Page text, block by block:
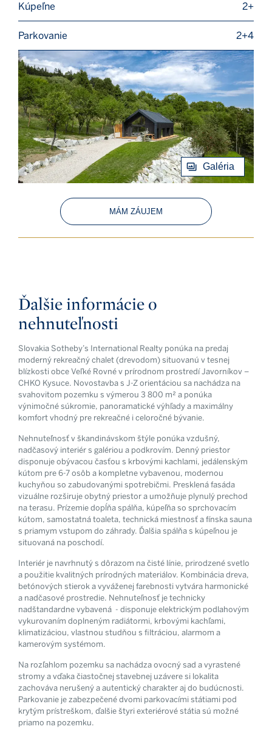
Galéria
Kúpeľne 2+
Parkovanie 2+4
MÁM ZÁUJEM
Ďalšie informácie o
nehnuteľnosti
Slovakia Sotheby’s International Realty ponúka na predaj
moderný rekreačný chalet (drevodom) situovanú v tesnej
blízkosti obce Veľké Rovné v prírodnom prostredí Javorníkov –
CHKO Kysuce. Novostavba s J-Z orientáciou sa nachádza na
svahovitom pozemku s výmerou 3 800 m² a ponúka
výnimočné súkromie, panoramatické výhľady a maximálny
komfort vhodný pre rekreačné i celoročné bývanie.
Nehnuteľnosť v škandinávskom štýle ponúka vzdušný,
nadčasový interiér s galériou a podkrovím. Denný priestor
disponuje obývacou časťou s krbovými kachlami, jedálenským
kútom pre 6-7 osôb a kompletne vybavenou, modernou
kuchyňou so zabudovanými spotrebičmi. Presklená fasáda
vizuálne rozširuje obytný priestor a umožňuje plynulý prechod
na terasu. Prízemie dopĺňa spálňa, kúpeľňa so sprchovacím
kútom, samostatná toaleta, technická miestnosť a fínska sauna
s priamym vstupom do záhrady. Ďalšia spálňa s kúpeľnou je
situovaná na poschodí.
Interiér je navrhnutý s dôrazom na čisté línie, prirodzené svetlo
a použitie kvalitných prírodných materiálov. Kombinácia dreva,
betónových stierok a vyváženej farebnosti vytvára harmonické
a nadčasové prostredie. Nehnuteľnosť je technicky
nadštandardne vybavená - disponuje elektrickým podlahovým
vykurovaním doplneným radiátormi, krbovými kachľami,
klimatizáciou, vlastnou studňou s filtráciou, alarmom a
kamerovým systémom.
Na rozľahlom pozemku sa nachádza ovocný sad a vyrastené
stromy a vďaka čiastočnej stavebnej uzávere si lokalita
zachováva nerušený a autentický charakter aj do budúcnosti.
Parkovanie je zabezpečené dvomi parkovacími státiami pod
krytým prístreškom, ďalšie štyri exteriérové státia sú možné
priamo na pozemku.